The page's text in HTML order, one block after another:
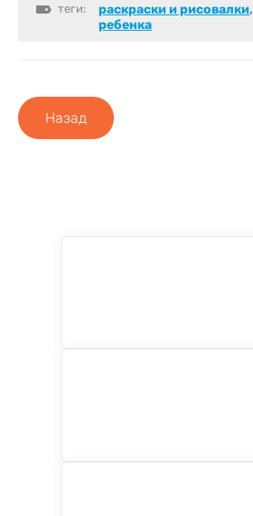
теги: раскраски и рисовалки,
ребенка
Назад